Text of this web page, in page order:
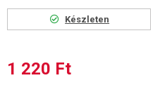
Készleten
1 220 Ft